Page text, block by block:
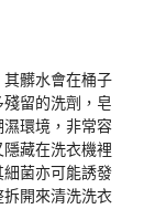
髒水會在桶子
留的洗劑，皂
環境，非常容
藏在洗衣機裡
菌亦可能誘發
開來清洗洗衣